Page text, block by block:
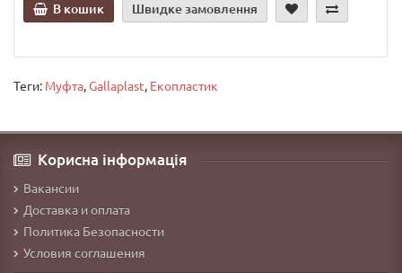
В кошик Швидке замовлення
Теги: Муфта,Gallaplast, Екопластик
Корисна інформація
Вакансии
Доставка и оплата
Политика Безопасности
Условия соглашения